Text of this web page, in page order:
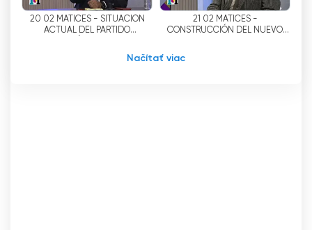
20 02 MATICES - SITUACIÓN
ACTUAL DEL PARTIDO
21 02 MATICES -
CONSTRUCCIÓN DEL NUEVO
Načítať viac